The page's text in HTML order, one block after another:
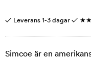
✓ Leverans 1-3 dagar ✓
Simcoe är en